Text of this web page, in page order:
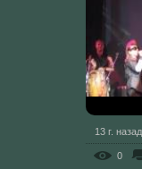
13 г. назад
0